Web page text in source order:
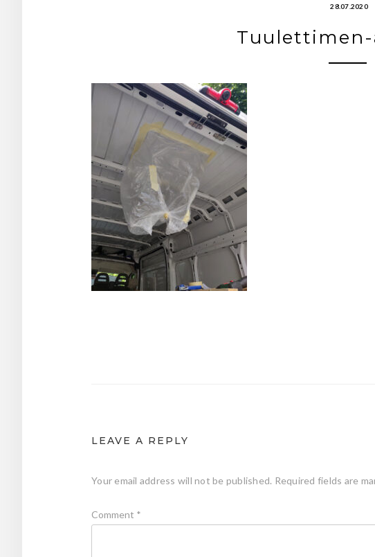
28.07.2020
Tuulettimen-
LEAVE A REPLY
Your email address will not be published. Required fields are
Comment *